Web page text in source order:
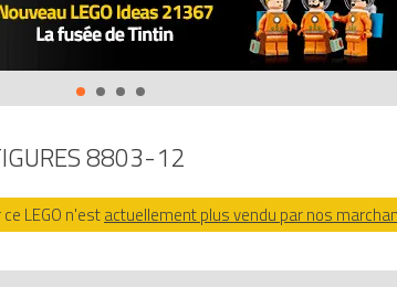
de hula, un extraterrestre, un guerrier samouraï,
de course, un pilote, un joueur de baseball, une
pour la poser8803-12
LEGO n'estactuellement plus vendu par nos